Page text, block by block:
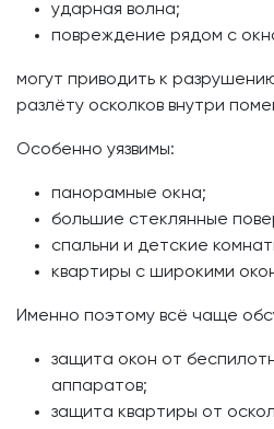
ударная волна;
повреждение рядом с
могут приводить к
разлёту осколков внутри
Особенно уязвимы:
панорамные окна;
большие стеклянные
спальни и детские
квартиры с широкими
Именно поэтому всё чаще
защита окон от
аппаратов;
защита квартиры от